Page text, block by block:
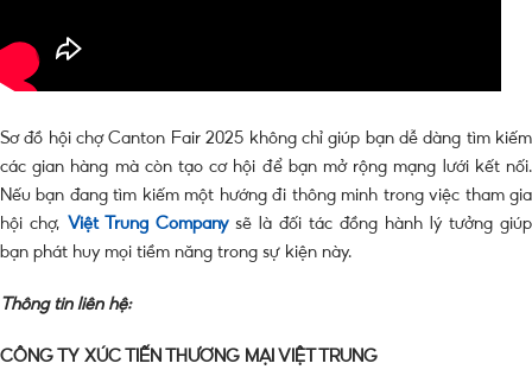
Sơ đồ hội chợ Canton Fair 2025 không chỉ giúp bạn dễ dàng tìm kiếm
các gian hàng mà còn tạo cơ hội để bạn mở rộng mạng lưới kết nối.
Nếu bạn đang tìm kiếm một hướng đi thông minh trong việc tham gia
hội chợ, Việt Trung Companysẽ là đối tác đồng hành lý tưởng giúp
bạn phát huy mọi tiềm năng trong sự kiện này.
Thông tin liên hệ:
CÔNG TY XÚC TIẾN THƯƠNG MẠI VIỆT TRUNG